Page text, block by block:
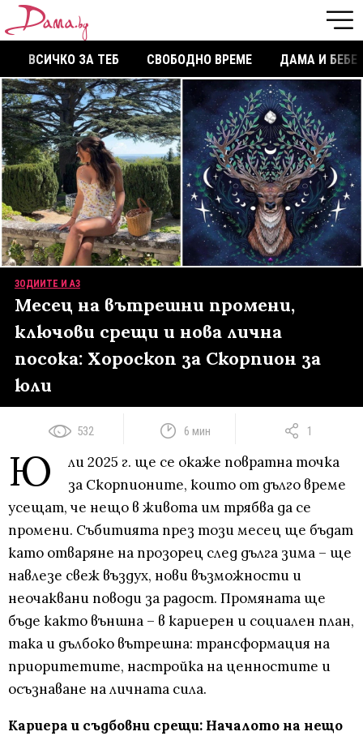
ВСИЧКО ЗА ТЕБ СВОБОДНО ВРЕМЕ ДАМА И БЕБЕ
ЗОДИИТЕ И АЗ
Месец на вътрешни промени,
ключови срещи и нова лична
посока: Хороскоп за Скорпион за
юли
532 6 мин 1
Ю
ли 2025 г. ще се окаже повратна точка
за Скорпионите, които от дълго време
усещат, че нещо в живота им трябва да се
промени. Събитията през този месец ще бъдат
като отваряне на прозорец след дълга зима – ще
навлезе свеж въздух, нови възможности и
неочаквани поводи за радост. Промяната ще
бъде както външна – в кариерен и социален план,
така и дълбоко вътрешна: трансформация на
приоритетите, настройка на ценностите и
осъзнаване на личната сила.
Кариера и съдбовни срещи: Началото на нещо